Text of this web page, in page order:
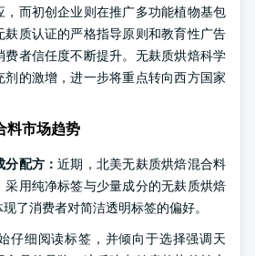
，而初创企业则在推广多功能植物基包
麸质认证的严格指导原则和教育性广告
费者信任度不断提升。无麸质烘焙科学
剂的激增，进一步将重点转向西方国家
料市场趋势
分配方：近期，北美无麸质烘焙混合料
采用纯净标签与少量成分的无麸质烘焙
了消费者对简洁透明标签的偏好。
仔细阅读标签，并倾向于选择强调天